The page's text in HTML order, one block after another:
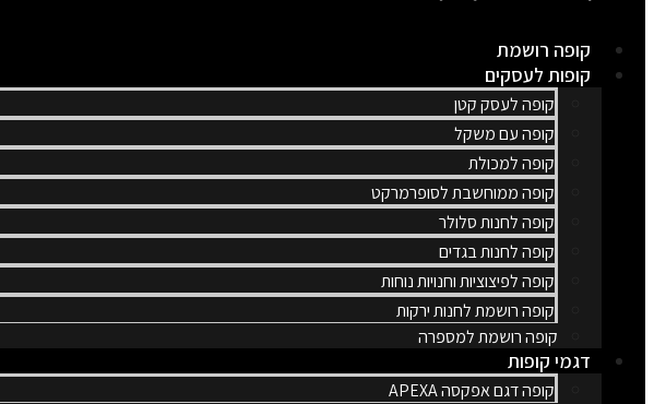
קופה רושמת
קופות לעסקים
קופה לעסק קטן
קופה עם משקל
קופה למכולת
קופה ממוחשבת לסופרמרקט
קופה לחנות סלולר
קופה לחנות בגדים
קופה לפיצוציות וחנויות נוחות
קופה רושמת לחנות ירקות
קופה רושמת למספרה
דגמי קופות
קופה דגם אפקסה APEXA